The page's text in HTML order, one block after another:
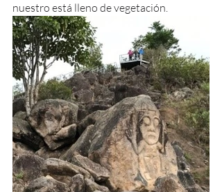
nuestro está lleno de vegetación.